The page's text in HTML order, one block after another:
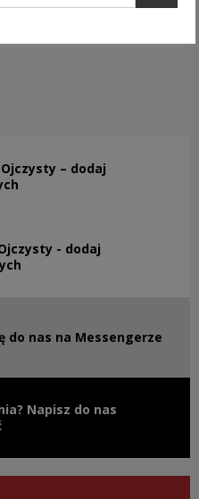
– dodaj
in a new window
- dodaj
in a new window
do nas na Messengerze
in a new window
Napisz do nas